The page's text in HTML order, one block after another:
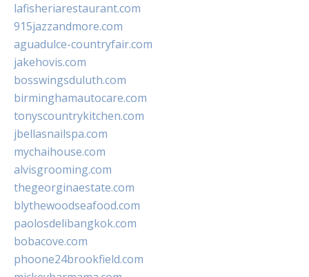
lafisheriarestaurant.com
915jazzandmore.com
aguadulce-countryfair.com
jakehovis.com
bosswingsduluth.com
birminghamautocare.com
tonyscountrykitchen.com
jbellasnailspa.com
mychaihouse.com
alvisgrooming.com
thegeorginaestate.com
blythewoodseafood.com
paolosdelibangkok.com
bobacove.com
phoone24brookfield.com